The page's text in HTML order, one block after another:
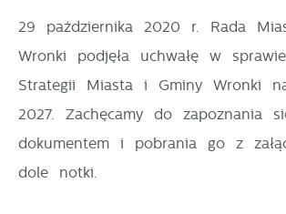
29 października 2020 r. Rada
Wronki podjęła uchwałę w
Strategii Miasta i Gminy Wronki
2027. Zachęcamy do zapoznania
dokumentem i pobrania go z
dole notki.
lub firm będących naszymi partnerami
dostawców usług. Firmy te działają w
pośredników prezentujących nasze
wiadomości, ofert, komunikatów mediów